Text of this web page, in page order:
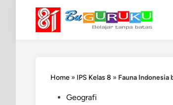
content
Home » IPS Kelas 8 » Fauna Indonesia
PostedGeografi